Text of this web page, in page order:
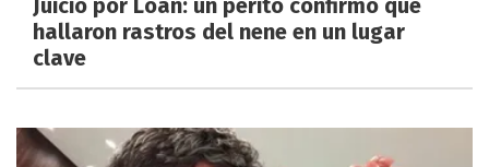
Juicio por Loan: un perito confirmó que
hallaron rastros del nene en un lugar
clave